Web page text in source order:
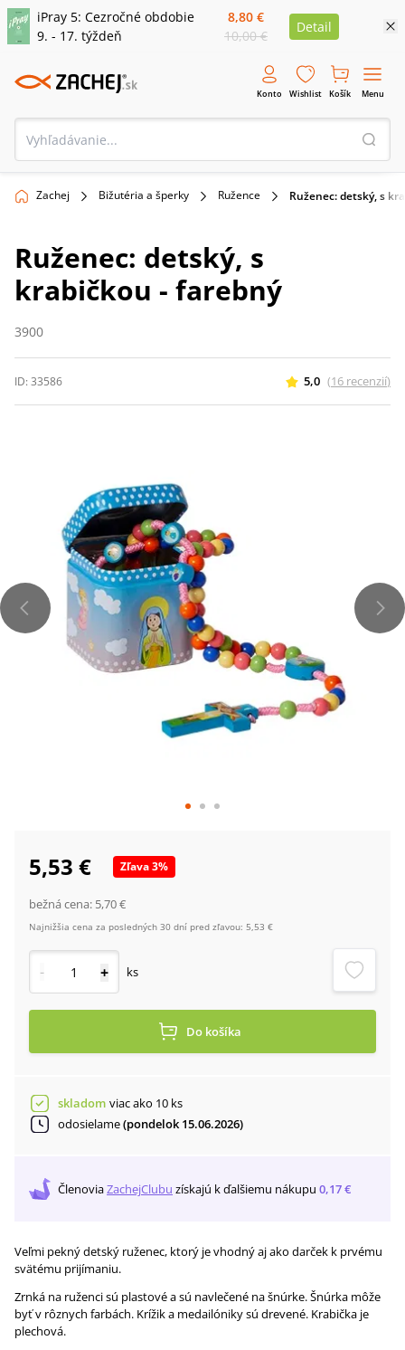
iPray 5: Cezročné obdobie
9. - 17. týždeň
8,80 €
10,00 €
Detail
Konto Wishlist Košík Menu
Zachej Bižutéria a šperky Ružence Ruženec: detský, s
Ruženec: detský, s
krabičkou - farebný
3900
ID: 33586 5,0 (16 recenzií)
5,53 € Zľava3%
bežná cena: 5,70 €
Najnižšia cena za posledných 30 dní pred zľavou: 5,53 €
- + ks
Do košíka
skladom viac ako 10 ks
odosielame(pondelok 15.06.2026)
ČlenoviaZachejClubu získajú k ďalšiemu nákupu 0,17 €
Veľmi pekný detský ruženec, ktorý je vhodný aj ako darček k prvému
svätému prijímaniu.
Zrnká na ruženci sú plastové a sú navlečené na šnúrke. Šnúrka môže
byť v rôznych farbách. Krížik a medailóniky sú drevené. Krabička je
plechová.